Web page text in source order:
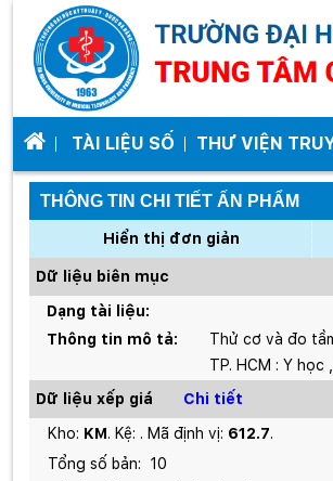
TÀI LIỆU SỐ THƯ VIỆN
THÔNG TIN CHI TIẾT ẤN PHẨM
Hiển thị đơn giản
Dữ liệu biên mục
Dạng tài liệu:
Thông tin mô tả:
Thử cơ và đo
TP. HCM : Y học
Dữ liệu xếp giá
Chi tiết
Kho: KM. Kệ: . Mã định vị: 612.7.
Tổng số bản:
10